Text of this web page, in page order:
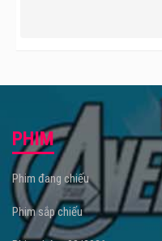
PHIM
Phim đang chiếu
Phim sắp chiếu